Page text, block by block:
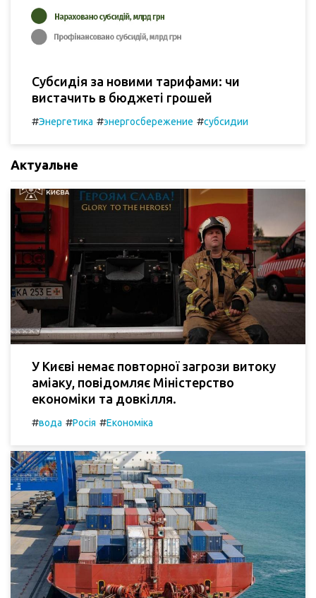
Субсидія за новими тарифами: чи
вистачить в бюджеті грошей
#Энергетика #энергосбережение #субсидии
Актуальне
У Києві немає повторної загрози витоку
аміаку, повідомляє Міністерство
економіки та довкілля.
#вода #Росія #Економіка